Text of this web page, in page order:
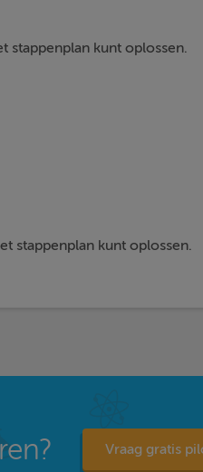
stappenplan kunt oplossen.
stappenplan kunt oplossen.
Vraag gratis